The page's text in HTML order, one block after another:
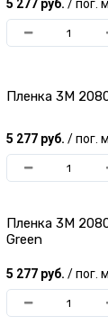
5 277 руб. / пог.
Пленка 3M
5 277 руб. / пог.
Пленка 3M
Green
5 277 руб. / пог.